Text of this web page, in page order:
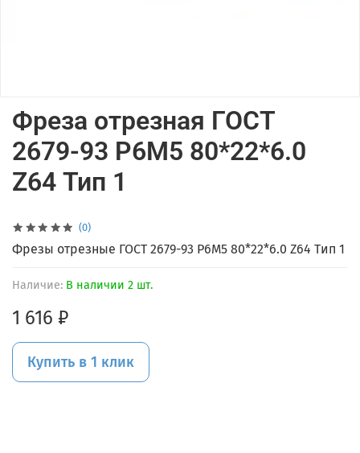
(0)
Наличие: В наличии 2 шт.
Фреза отрезная ГОСТ
2679-93 Р6М5 80*22*6.0
Z64 Тип 1
1 616 ₽
Купить в 1 клик
Фрезы отрезные ГОСТ 2679-93 Р6М5 80*22*6.0 Z64 Тип 1